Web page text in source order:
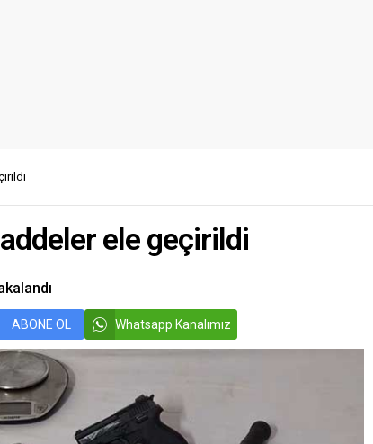
ele geçirildi
ABONE OL Whatsapp Kanalımız